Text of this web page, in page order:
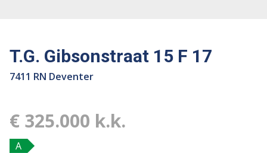
T.G. Gibsonstraat 15 F 17
7411 RN Deventer
€ 325.000 k.k.
A